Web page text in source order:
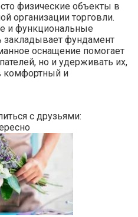
физические объекты в
организации торговли.
и функциональные
закладывает фундамент
оснащение помогает
но и удерживать их,
комфортный и
с друзьями: